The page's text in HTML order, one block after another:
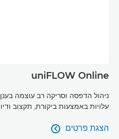
uniFLOW Online
ניהול הדפסה וסריקה רב עוצמה
עלויות באמצעות ביקורת, תקצוב
הצגת פרטים
הצגת פרטים
